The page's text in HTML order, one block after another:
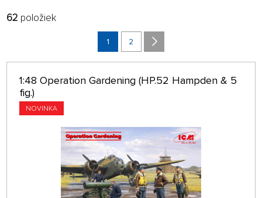
FILTROVAŤ:
POBOČKA
len na sklade
32 NA STRÁNKE
62 položiek
1 2
1:48 Operation Gardening (HP.52 Hampden & 5
fig.)
NOVINKA